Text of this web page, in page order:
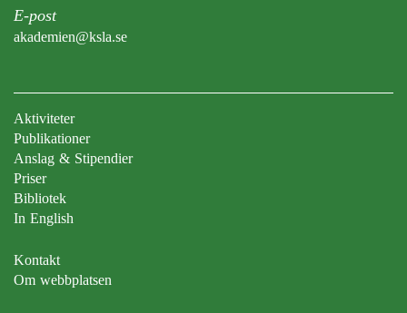
E-post
akademien@ksla.se
Aktiviteter
Publikationer
Anslag & Stipendier
Priser
Bibliotek
In English
Kontakt
Om webbplatsen